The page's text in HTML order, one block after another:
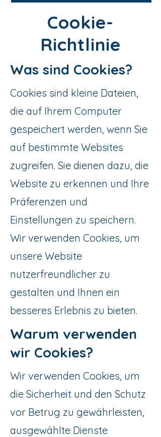
Cookie-
Richtlinie
Was sind Cookies?
Cookies sind kleine Dateien,
die auf Ihrem Computer
gespeichert werden, wenn Sie
auf bestimmte Websites
zugreifen. Sie dienen dazu, die
Website zu erkennen und Ihre
Präferenzen und
Einstellungen zu speichern.
Wir verwenden Cookies, um
unsere Website
nutzerfreundlicher zu
gestalten und Ihnen ein
besseres Erlebnis zu bieten.
Warum verwenden
wir Cookies?
Wir verwenden Cookies, um
die Sicherheit und den Schutz
vor Betrug zu gewährleisten,
ausgewählte Dienste